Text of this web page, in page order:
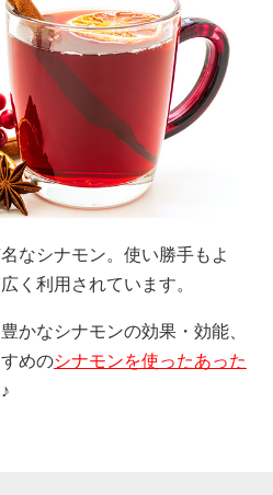
なシナモン。使い勝手もよ
く利用されています。
かなシナモンの効果・効能、
めのシナモンを使ったあった